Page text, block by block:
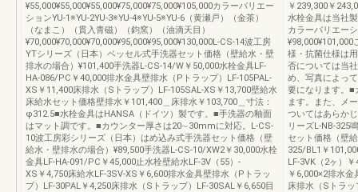
¥55,000¥55,000¥55,000¥75,000¥75,000¥105,000カラーバリエー
ションYU-1※YU-2YU-3※YU-4※YU-5※YU-6（黄瀬戸）（金茶）
（なまこ）（貫入青磁）（鈞窯）（油滴天目）
¥70,000¥70,000¥70,000¥95,000¥95,000¥130,000L-CS-14波工房
YTシリーズ（日本）ベッセル式手洗器セット価格（壁給水・壁
排水の場合）¥101,400手洗器L-CS-14/W￥50,000水栓金具LF-
HA-086/PC￥40,000排水金具壁排水（Pトラップ）LF-105PAL-
XS￥11,400床排水（Sトラップ）LF-105SAL-XS￥13,700壁給水
床給水セット価格壁排水￥101,400＿床排水￥103,700＿寸法：
φ312.5■水栓金具はHANSA（ドイツ）製です。■手洗器の釉面
はマット調です。■カウンター厚さは20∼30mmに対応。L-CS-
10波工房彩シリーズ（日本）はめ込み式手洗器セット価格（壁
給水・壁排水の場合）¥89,500手洗器L-CS-10/XW2￥30,000水栓
金具LF-HA-091/PC￥45,000止水栓壁給水LF-3V（55）-
XS￥4,750床給水LF-3SV-XS￥6,600排水金具壁排水（Pトラッ
プ）LF-30PAL￥4,250床排水（Sトラップ）LF-30SAL￥6,650目
￥239,300￥
水栓金具は当社
カラーバリエー
様・抗菌仕様は
否については当
め、写真によっ
要になります。■
ます。また、メ
ついてはあらか
リーズL-NB-325
セット価格（壁
325/BL1￥
LF-3VK（2ヶ）
￥6,000×2排水
床排水（Sトラッ